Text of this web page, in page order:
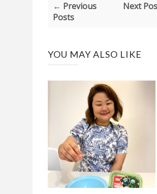
← Previous
Posts
Next
YOU MAY ALSO LIKE